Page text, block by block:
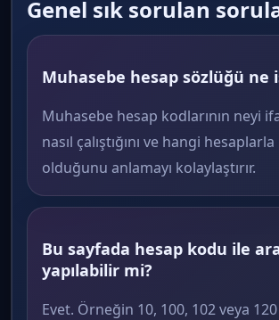
Genel sık sorulan
Muhasebe hesap sözlüğü ne
Muhasebe hesap kodlarının neyi
nasıl çalıştığını ve hangi
olduğunu anlamayı kolaylaştırır.
Bu sayfada hesap kodu ile
yapılabilir mi?
Evet. Örneğin 10, 100, 102 veya